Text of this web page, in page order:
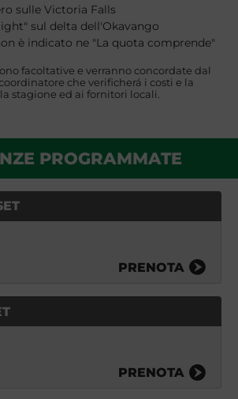
sulle Victoria Falls
sul delta dell'Okavango
è indicato ne "La quota comprende"
facoltative e verranno concordate dal
che verificherá i costi e la
stagione ed ai fornitori locali.
PROGRAMMATE
PRENOTA
PRENOTA